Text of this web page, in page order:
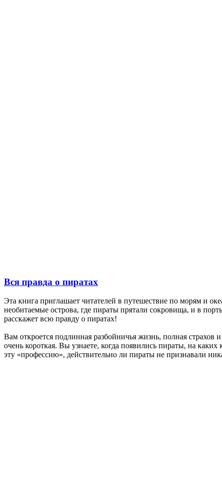
Вся правда о пиратах
Эта книга приглашает читателей в путешествие по морям и
необитаемые острова, где пираты прятали сокровища, и в
расскажет всю правду о пиратах!
Вам откроется подлинная разбойничья жизнь, полная страхов
очень короткая. Вы узнаете, когда появились пираты, на
эту «профессию», действительно ли пираты не признавали